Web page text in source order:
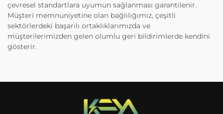
çevresel standartlara uyumun sağlanması garantilenir.
Müşteri memnuniyetine olan bağlılığımız, çeşitli
sektörlerdeki başarılı ortaklıklarımızda ve
müşterilerimizden gelen olumlu geri bildirimlerde kendini
gösterir.